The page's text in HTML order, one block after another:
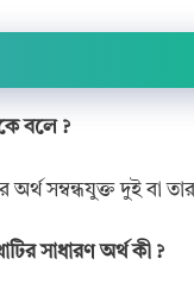
বলে ?
অর্থ সম্বন্ধযুক্ত দুই বা
সাধারণ অর্থ কী ?